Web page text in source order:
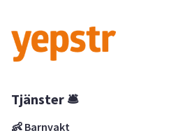
Tjänster 🛎
👶 Barnvakt